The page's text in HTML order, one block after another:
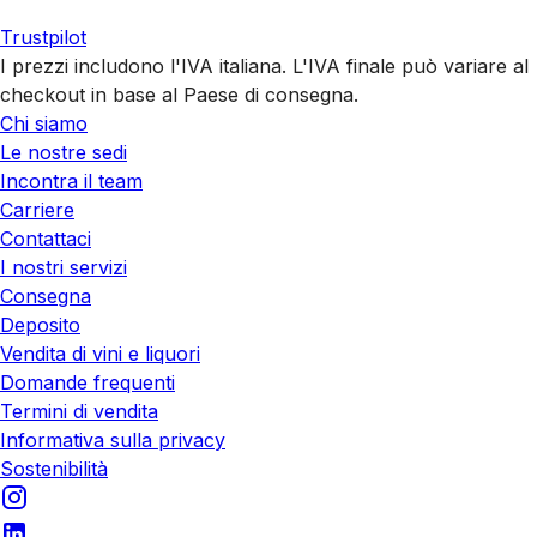
Trustpilot
I prezzi includono l'IVA italiana. L'IVA finale può variare al
checkout in base al Paese di consegna.
Chi siamo
Le nostre sedi
Incontra il team
Carriere
Contattaci
I nostri servizi
Consegna
Deposito
Vendita di vini e liquori
Domande frequenti
Termini di vendita
Informativa sulla privacy
Sostenibilità